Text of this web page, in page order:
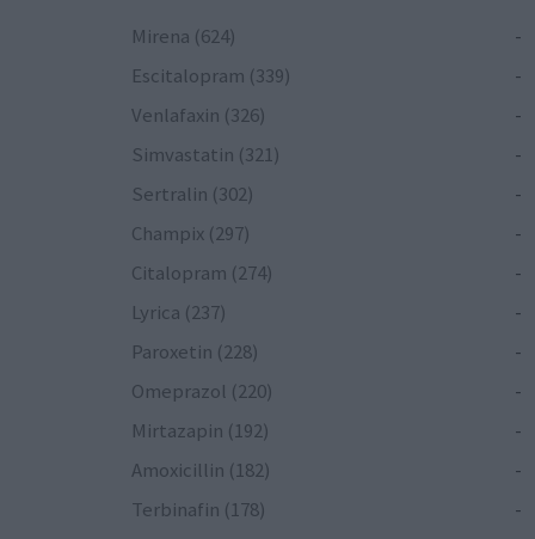
Mirena (624) -
Escitalopram (339)
-
Venlafaxin (326)
-
Simvastatin (321)
-
Sertralin (302)
-
Champix (297)
-
Citalopram (274)
-
Lyrica (237)
-
Paroxetin (228)
-
Omeprazol (220)
-
Mirtazapin (192)
-
Amoxicillin (182)
-
Terbinafin (178)
-